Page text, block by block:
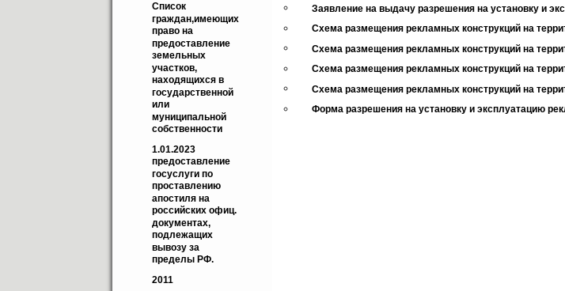
Список
граждан,имеющих
право на
предоставление
земельных
участков,
находящихся в
государственной
или
муниципальной
собственности
1.01.2023
предоставление
госуслуги по
проставлению
апостиля на
российских офиц.
документах,
подлежащих
вывозу за
пределы РФ.
2011
Заявление на выдачу разрешения на установку и
Схема размещения рекламных конструкций на
Схема размещения рекламных конструкций на
Схема размещения рекламных конструкций на
Схема размещения рекламных конструкций на
Форма разрешения на установку и эксплуатацию